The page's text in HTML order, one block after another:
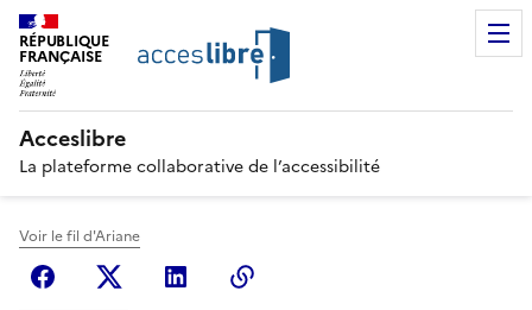
RÉPUBLIQUE
FRANÇAISE
Acceslibre
La plateforme collaborative de l’accessibilité
Voir le fil d'Ariane
FacebookX (anciennement Twitter)
Linkedin